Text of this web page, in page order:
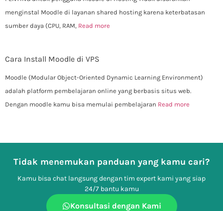
menginstal Moodle di layanan shared hosting karena keterbatasan
sumber daya (CPU, RAM, Read more
Cara Install Moodle di VPS
Moodle (Modular Object-Oriented Dynamic Learning Environment)
adalah platform pembelajaran online yang berbasis situs web.
Dengan moodle kamu bisa memulai pembelajaran Read more
Tidak menemukan panduan yang kamu cari?
Kamu bisa chat langsung dengan tim expert kami yang siap
24/7 bantu kamu
Konsultasi dengan Kami